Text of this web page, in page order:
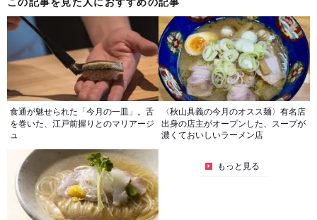
食通が魅せられた「今月の一皿」。舌
を巻いた、江戸前握りとのマリアージ
ュ
〈秋山具義の今月のオスス麺〉有名店
出身の店主がオープンした、スープが
濃くておいしいラーメン店
もっと見る